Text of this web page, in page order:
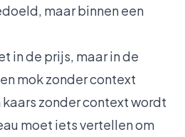
maar binnen een
in de prijs, maar in de
mok zonder context
kaars zonder context wordt
moet iets vertellen om